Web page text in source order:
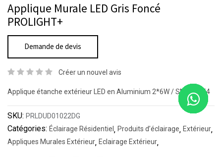
Applique Murale LED Gris Foncé
PROLIGHT+
Demande de devis
Créer un nouvel avis
Applique étanche extérieur LED en Aluminium 2*6W / SMD / IP54
SKU: PRLDUD01022DG
Catégories: Éclairage Résidentiel , Produits d’éclairage, Extérieur,
Appliques Murales Extérieur, Eclairage Extérieur,